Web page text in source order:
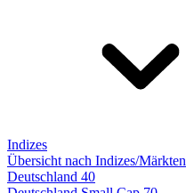
Indizes
Übersicht nach Indizes/Märkten
Deutschland 40